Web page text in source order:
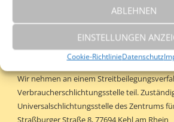
ABLEHNEN
EINSTELLUNGEN
Cookie-RichtlinieDatenschutz
Videosequenzen und Texte in anderen
gedruckten Publikationen ist ohne
des Autors nicht gestattet.
Schlichtungsverfahren
Wir nehmen an einem
Verbraucherschlichtungsstelle teil.
Universalschlichtungsstelle des Zentrums
Straßburger Straße 8, 77694 Kehl am Rhein